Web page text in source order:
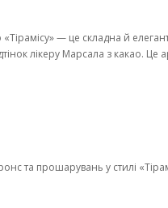
— це складна й
лікеру Марсала з какао. Це
та прошарувань у стилі